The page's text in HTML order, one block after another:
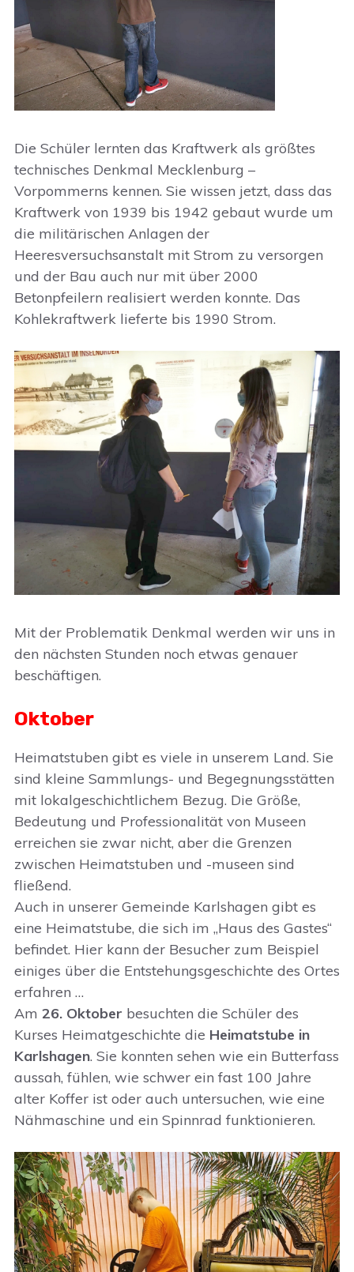
Die Schüler lernten das Kraftwerk als größtes
technisches Denkmal Mecklenburg –
Vorpommerns kennen. Sie wissen jetzt, dass das
Kraftwerk von 1939 bis 1942 gebaut wurde um
die militärischen Anlagen der
Heeresversuchsanstalt mit Strom zu versorgen
und der Bau auch nur mit über 2000
Betonpfeilern realisiert werden konnte. Das
Kohlekraftwerk lieferte bis 1990 Strom.
Mit der Problematik Denkmal werden wir uns in
den nächsten Stunden noch etwas genauer
beschäftigen.
Oktober
Heimatstuben gibt es viele in unserem Land. Sie
sind kleine Sammlungs- und Begegnungsstätten
mit lokalgeschichtlichem Bezug. Die Größe,
Bedeutung und Professionalität von Museen
erreichen sie zwar nicht, aber die Grenzen
zwischen Heimatstuben und -museen sind
fließend.
Auch in unserer Gemeinde Karlshagen gibt es
eine Heimatstube, die sich im „Haus des Gastes“
befindet. Hier kann der Besucher zum Beispiel
einiges über die Entstehungsgeschichte des Ortes
erfahren …
Am 26. Oktober besuchten die Schüler des
Kurses Heimatgeschichte die Heimatstube in
Karlshagen. Sie konnten sehen wie ein Butterfass
aussah, fühlen, wie schwer ein fast 100 Jahre
alter Koffer ist oder auch untersuchen, wie eine
Nähmaschine und ein Spinnrad funktionieren.